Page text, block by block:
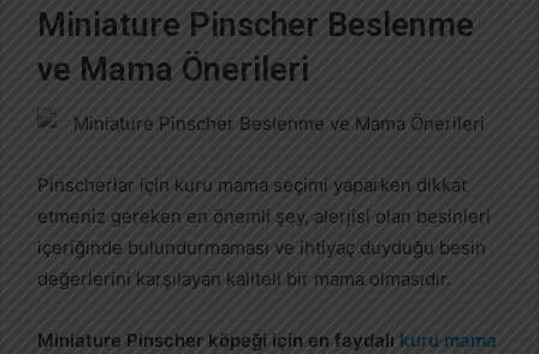
Miniature Pinscher Beslenme
ve Mama Önerileri
Pinscherlar için kuru mama seçimi yaparken dikkat
etmeniz gereken en önemli şey, alerjisi olan besinleri
içeriğinde bulundurmaması ve ihtiyaç duyduğu besin
değerlerini karşılayan kaliteli bir mama olmasıdır.
Miniature Pinscher köpeği için en faydalı kuru mama